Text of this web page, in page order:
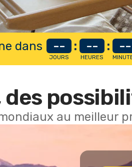
dans --
JOURS
: --
HEURES
: --
des
au meilleur